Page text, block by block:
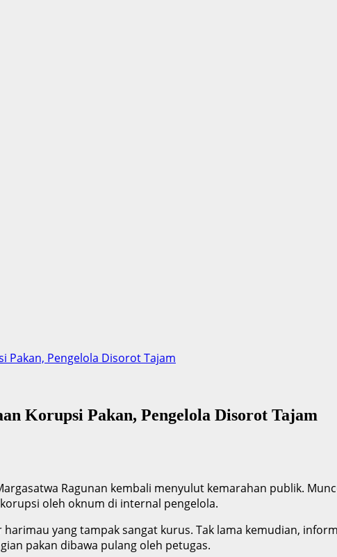
Pakan, Pengelola Disorot Tajam
Korupsi Pakan, Pengelola Disorot Tajam
Ragunan kembali menyulut kemarahan publik.
oleh oknum di internal pengelola.
yang tampak sangat kurus. Tak lama kemudian,
pakan dibawa pulang oleh petugas.